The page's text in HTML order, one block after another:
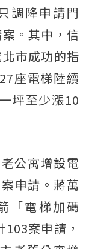
調降申請門
。其中，信
市成功的指
座電梯陸續
一坪至少漲10
公寓增設電
申請。蔣萬
「電梯加碼
案申請，